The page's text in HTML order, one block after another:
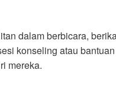
dalam berbicara,
konseling atau
mereka.